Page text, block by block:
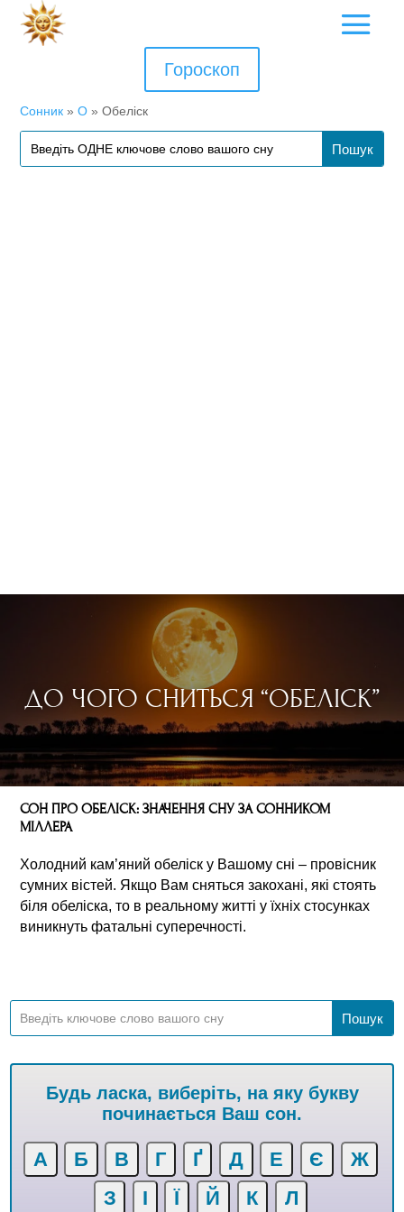
Гороскоп
Сонник »О »Обеліск
ДО ЧОГО СНИТЬСЯ “ОБЕЛІСК”
СОН ПРО ОБЕЛІСК: ЗНАЧЕННЯ СНУ ЗА СОННИКОМ
МІЛЛЕРА
Холодний кам’яний обеліск у Вашому сні – провісник
сумних вістей. Якщо Вам сняться закохані, які стоять
біля обеліска, то в реальному житті у їхніх стосунках
виникнуть фатальні суперечності.
Будь ласка, виберіть, на яку букву
починається Ваш сон.
А Б В Г Ґ Д Е Є
Ж
З
І Ї Й К Л